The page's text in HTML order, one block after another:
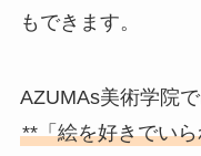
もできます。
AZUMAs美術学院
**「絵を好きでい